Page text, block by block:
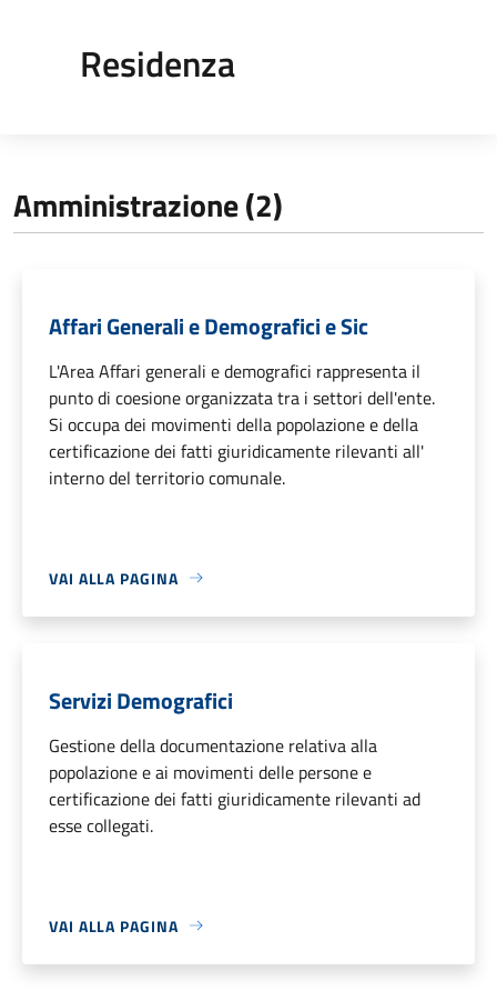
Residenza
Amministrazione (2)
Affari Generali e Demografici e Sic
L'Area Affari generali e demografici rappresenta il
punto di coesione organizzata tra i settori dell'ente.
Si occupa dei movimenti della popolazione e della
certificazione dei fatti giuridicamente rilevanti all'
interno del territorio comunale.
VAI ALLA PAGINA
Servizi Demografici
Gestione della documentazione relativa alla
popolazione e ai movimenti delle persone e
certificazione dei fatti giuridicamente rilevanti ad
esse collegati.
VAI ALLA PAGINA